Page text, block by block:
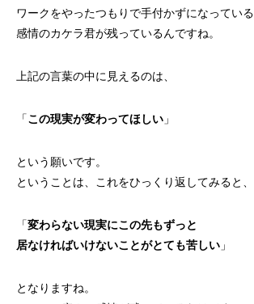
ワークをやったつもりで手付かずになっている
感情のカケラ君が残っているんですね。
上記の言葉の中に見えるのは、
「この現実が変わってほしい 」
という願いです。
ということは、これをひっくり返してみると、
「変わらない現実にこの先もずっと
居なければいけないことがとても苦しい 」
となりますね。